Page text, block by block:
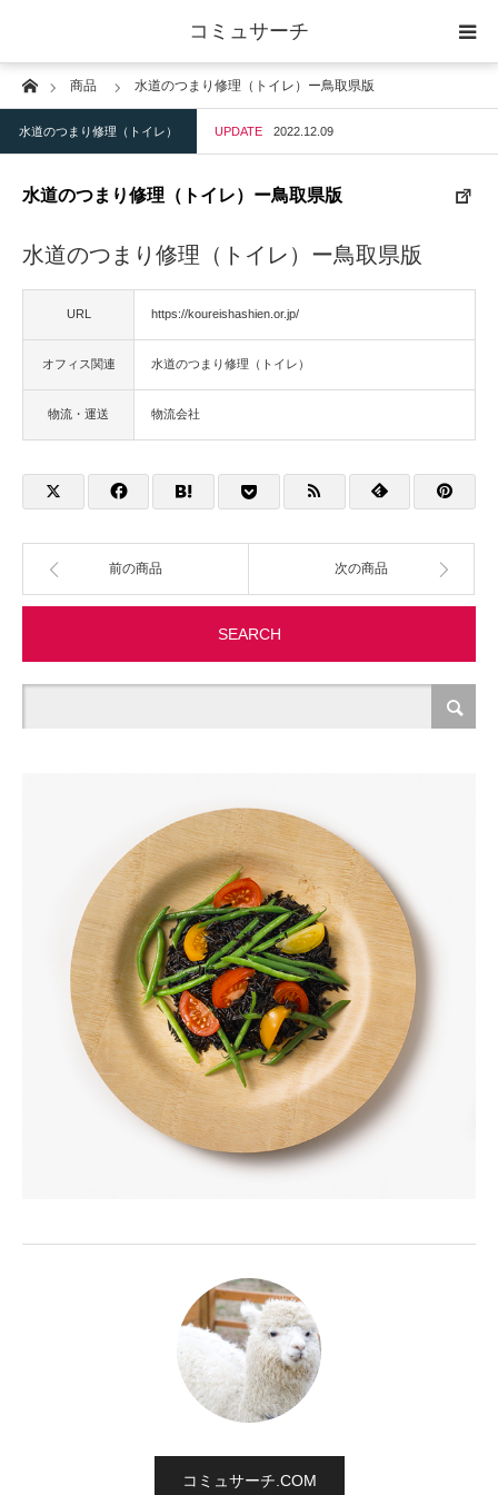
コミュサーチ
Home商品 水道のつまり修理（トイレ）ー鳥取県版
水道のつまり修理（トイレ） UPDATE 2022.12.09
水道のつまり修理（トイレ）ー鳥取県版
水道のつまり修理（トイレ）ー鳥取県版
URL https://koureishashien.or.jp/
オフィス関連 水道のつまり修理（トイレ）
物流・運送 物流会社
前の商品 次の商品
SEARCH
コミュサーチ.COM
ホーム
士業
店舗・建築
物流・運送
事務